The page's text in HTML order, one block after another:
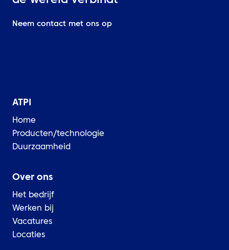
Neem contact met ons op
ATPI
Home
Producten/technologie
Duurzaamheid
Over ons
Het bedrijf
Werken bij
Vacatures
Locaties